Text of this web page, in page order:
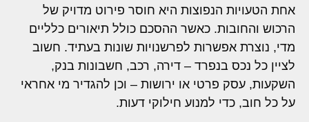
אחת הטעויות הנפוצות היא חוסר פירוט מדויק של
הרכוש והחובות. כאשר ההסכם כולל תיאורים כלליים
מדי, נוצרת אפשרות לפרשנויות שונות בעתיד. חשוב
לציין כל נכס בנפרד – דירה, רכב, חשבונות בנק,
השקעות, עסק פרטי או ירושות – וכן להגדיר מי אחראי
על כל חוב, כדי למנוע חילוקי דעות.